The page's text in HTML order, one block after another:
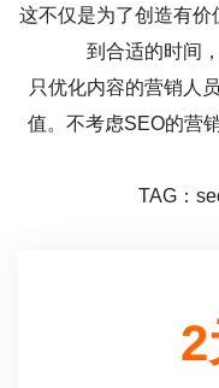
这不仅是为了创造有
到合适的时间
只优化内容的营销人
值。不考虑SEO的营
TAG：